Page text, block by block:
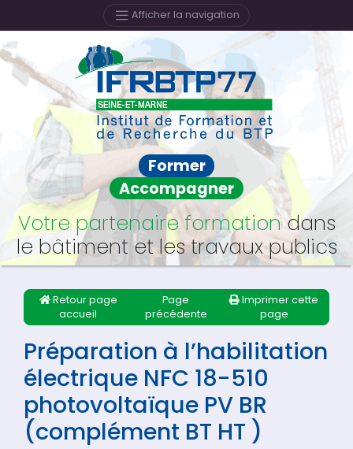
Afficher la navigation
Former
Accompagner
Votre partenaire formationdans
le bâtiment et les travaux publics
Retour page
accueil
Page
précédente
Imprimer cette
page
Préparation à l’habilitation
électrique NFC 18-510
photovoltaïque PV BR
(complément BT HT )